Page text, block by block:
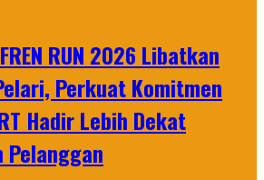
RUN 2026 Libatkan
Perkuat Komitmen
Hadir Lebih Dekat
Pelanggan